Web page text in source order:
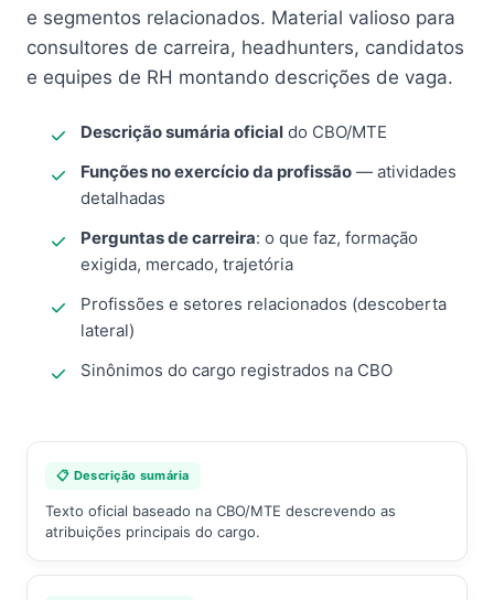
e segmentos relacionados. Material valioso para
consultores de carreira, headhunters, candidatos
e equipes de RH montando descrições de vaga.
Descrição sumária oficial do CBO/MTE
Funções no exercício da profissão — atividades
detalhadas
Perguntas de carreira: o que faz, formação
exigida, mercado, trajetória
Profissões e setores relacionados (descoberta
lateral)
Sinônimos do cargo registrados na CBO
📋 Descrição sumária
Texto oficial baseado na CBO/MTE descrevendo as
atribuições principais do cargo.